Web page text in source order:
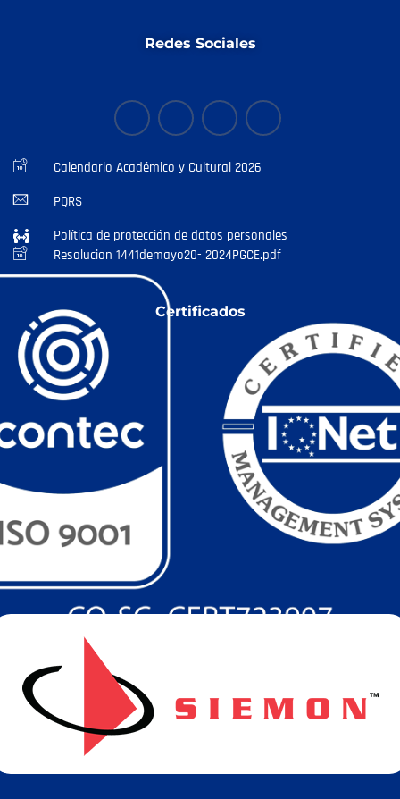
Redes Sociales
Calendario Académico y Cultural 2026
PQRS
Política de protección de datos personales
Resolucion 1441demayo20- 2024PGCE.pdf
Certificados